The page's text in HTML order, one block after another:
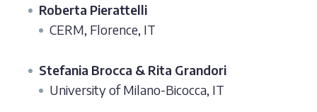
Roberta Pierattelli
CERM, Florence, IT
Stefania Brocca & Rita Grandori
University of Milano-Bicocca, IT